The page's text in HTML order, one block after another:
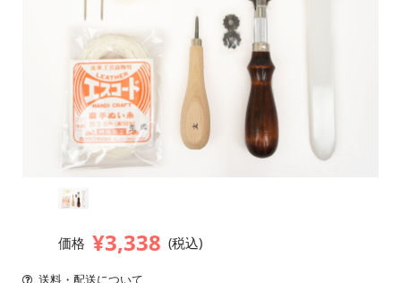
価格 ¥3,338 (税込)
送料・配送について